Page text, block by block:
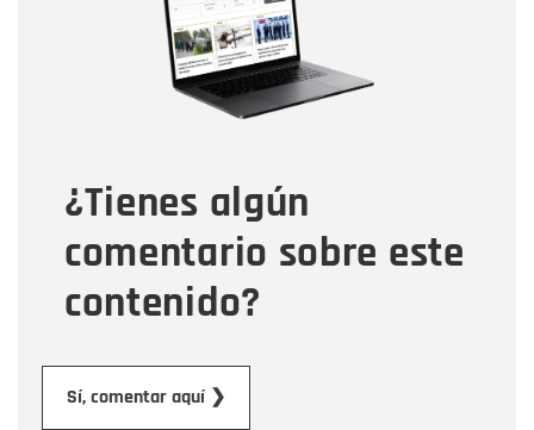
¿Tienes algún
comentario sobre este
contenido?
Sí, comentar aquí ❯
Correo electrónico
Tipo de comentario
Mensaje